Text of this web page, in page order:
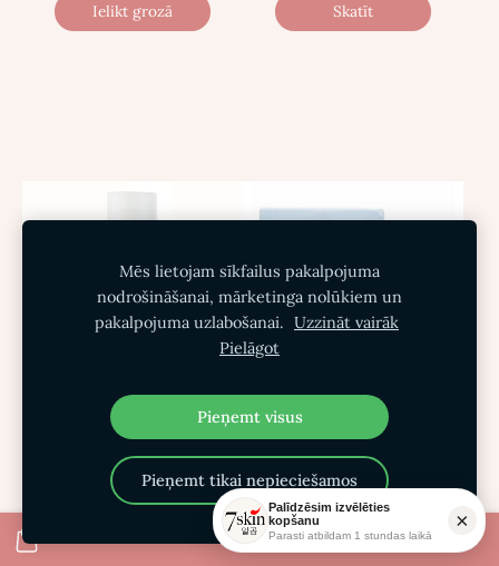
Ielikt grozā Skatīt
Nomierinošs losjons-
emulsija sejai ar
hauttuynia ekstraktu
Anua Heartleaf 70%
Nomierinošs hidrofils
balzams Dr.Althea Pore
Refresh Grinding
Cleansing Balm
Palīdzēsim izvēlēties
kopšanu
Parasti atbildam 1 stundas laikā
×
Mēs lietojam sīkfailus pakalpojuma
nodrošināšanai, mārketinga nolūkiem un
pakalpojuma uzlabošanai. Uzzināt vairāk
Pielāgot
Pieņemt visus
Pieņemt tikai nepieciešamos